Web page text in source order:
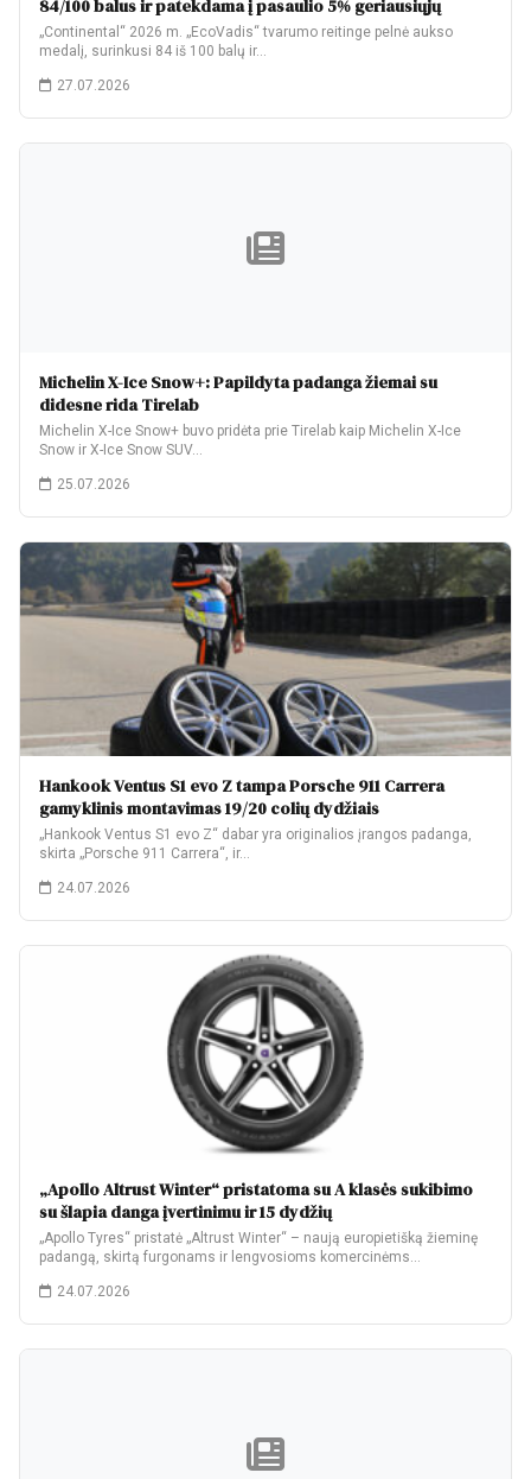
84/100 balus ir patekdama į pasaulio 5% geriausiųjų
„Continental“ 2026 m. „EcoVadis“ tvarumo reitinge pelnė aukso
medalį, surinkusi 84 iš 100 balų ir…
27.07.2026
Michelin X-Ice Snow+: Papildyta padanga žiemai su
didesne rida Tirelab
Michelin X-Ice Snow+ buvo pridėta prie Tirelab kaip Michelin X-Ice
Snow ir X-Ice Snow SUV…
25.07.2026
Hankook Ventus S1 evo Z tampa Porsche 911 Carrera
gamyklinis montavimas 19/20 colių dydžiais
„Hankook Ventus S1 evo Z“ dabar yra originalios įrangos padanga,
skirta „Porsche 911 Carrera“, ir…
24.07.2026
„Apollo Altrust Winter“ pristatoma su A klasės sukibimo
su šlapia danga įvertinimu ir 15 dydžių
„Apollo Tyres“ pristatė „Altrust Winter“ – naują europietišką žieminę
padangą, skirtą furgonams ir lengvosioms komercinėms…
24.07.2026